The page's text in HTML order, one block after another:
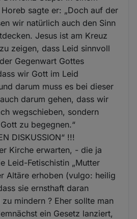
sagte er: „Doch auf der
wir natürlich auch den Sinn
Jesus ist am Kreuz
zeigen, dass Leid sinnvoll
Gegenwart Gottes
wir Gott im Leid
darum muss es bei dieser
darum gehen, dass wir
wegschieben, sondern
zu begegnen.“
DISKUSSION“ !!!
Kirche erwarten, - die ja
Leid-Fetischistin „Mutter
Altäre erhoben (vulgo: heilig
sie ernsthaft daran
mindern ? Eher sollte man
ein Gesetz lanziert,